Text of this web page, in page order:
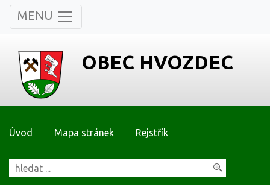
MENU
OBEC HVOZDEC
Úvod Mapa stránek Rejstřík